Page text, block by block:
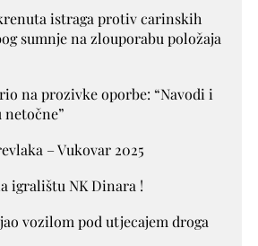
istraga protiv carinskih
sumnje na zlouporabu položaja
na prozivke oporbe: “Navodi i
– Vukovar 2025
igralištu NK Dinara !
vozilom pod utjecajem droga